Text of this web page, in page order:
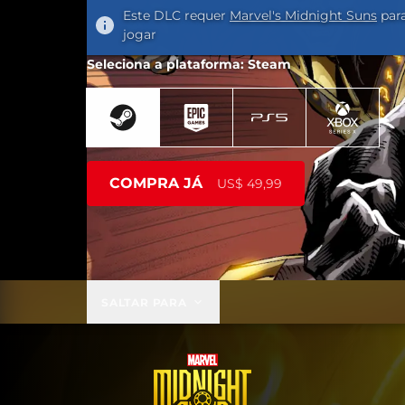
Este DLC requer Marvel's Midnight Suns
jogar
Seleciona a plataforma: Steam
COMPRA JÁ US$ 49,99